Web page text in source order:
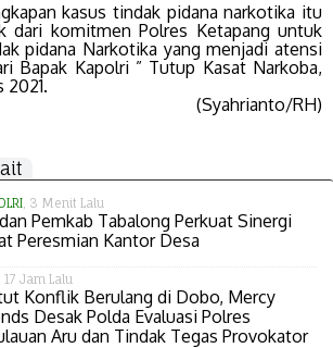
kasus tindak pidana narkotika itu
dari komitmen Polres Ketapang untuk
pidana Narkotika yang menjadi atensi
Bapak Kapolri ” Tutup Kasat Narkoba,
2021.
(Syahrianto/RH)
, 3 Menit Lalu
Pemkab Tabalong Perkuat Sinergi
Peresmian Kantor Desa
17 Jam Lalu
Konflik Berulang di Dobo, Mercy
Desak Polda Evaluasi Polres
Aru dan Tindak Tegas Provokator